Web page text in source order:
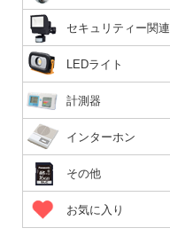
セキュリティー関連
LEDライト
計測器
インターホン
その他
お気に入り